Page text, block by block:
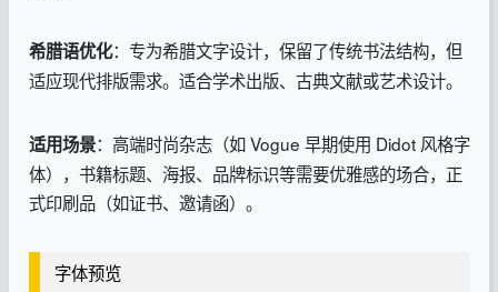
希腊语优化：专为希腊文字设计，保留了传统书法结构，但
适应现代排版需求。适合学术出版、古典文献或艺术设计。
适用场景：高端时尚杂志（如 Vogue 早期使用 Didot 风格字
体），书籍标题、海报、品牌标识等需要优雅感的场合，正
式印刷品（如证书、邀请函）。
字体预览